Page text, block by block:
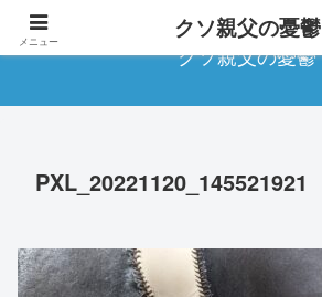
クソ親父の憂鬱
PXL_20221120_145521921
メニュー クソ親父の憂鬱